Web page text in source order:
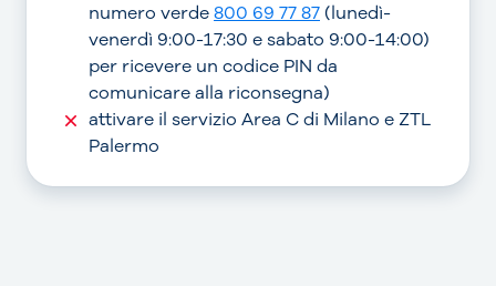
numero verde800 69 77 87(lunedì-
venerdì 9:00-17:30 e sabato 9:00-14:00)
per ricevere un codice PIN da
comunicare alla riconsegna)
attivare il servizio Area C di Milano e ZTL
Palermo